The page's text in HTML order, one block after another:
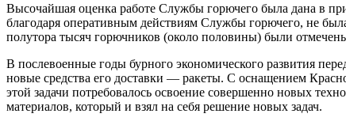
Высочайшая оценка работе Службы горючего была дана в
благодаря оперативным действиям Службы горючего, не
полутора тысяч горючников (около половины) были
В послевоенные годы бурного экономического развития
новые средства его доставки — ракеты. С оснащением
этой задачи потребовалось освоение совершенно новых
материалов, который и взял на себя решение новых задач.